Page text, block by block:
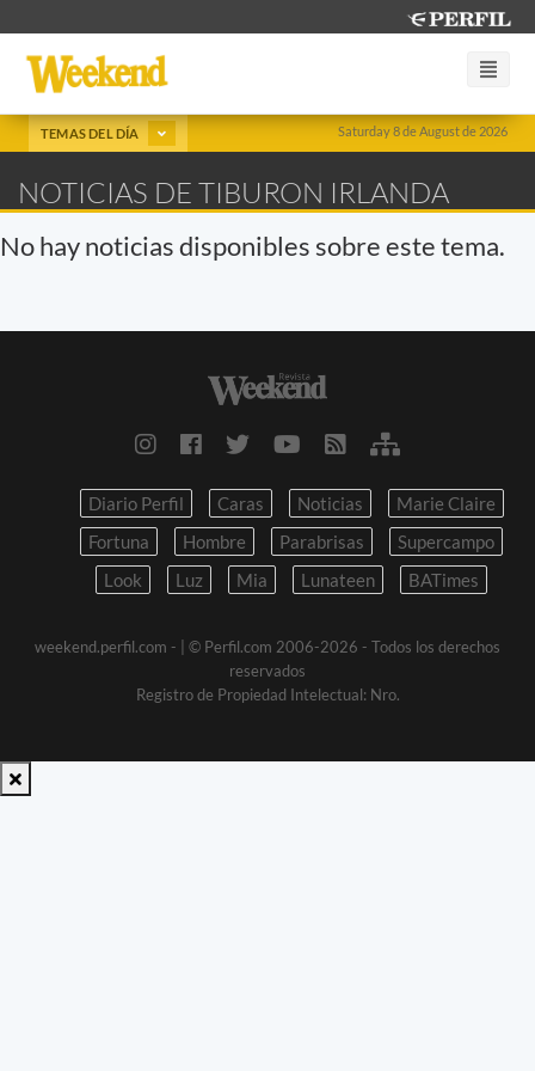
Saturday 8 de August de 2026
TEMAS DEL DÍA
NOTICIAS DE TIBURON IRLANDA
No hay noticias disponibles sobre este tema.
Diario Perfil Caras Noticias
Marie Claire
Fortuna
Hombre Parabrisas
Supercampo
Look
Luz Mia Lunateen BATimes
weekend.perfil.com -
| © Perfil.com 2006-2026 - Todos los derechos
reservados
Registro de Propiedad Intelectual: Nro.